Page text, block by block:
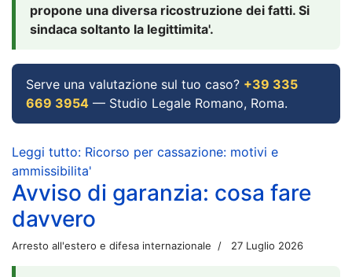
propone una diversa ricostruzione dei fatti. Si
sindaca soltanto la legittimita'.
Serve una valutazione sul tuo caso? +39 335
669 3954 — Studio Legale Romano, Roma.
Leggi tutto: Ricorso per cassazione: motivi e
ammissibilita'
Avviso di garanzia: cosa fare
davvero
Arresto all'estero e difesa internazionale 27 Luglio 2026